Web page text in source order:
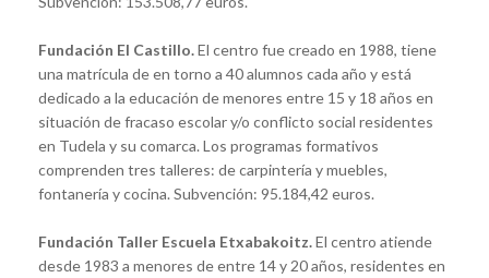
Fundación El Castillo.El centro fue creado en 1988, tiene
una matrícula de en torno a 40 alumnos cada año y está
dedicado a la educación de menores entre 15 y 18 años en
situación de fracaso escolar y/o conflicto social residentes
en Tudela y su comarca. Los programas formativos
comprenden tres talleres: de carpintería y muebles,
fontanería y cocina. Subvención: 95.184,42 euros.
Fundación Taller Escuela Etxabakoitz.El centro atiende
desde 1983 a menores de entre 14 y 20 años, residentes en